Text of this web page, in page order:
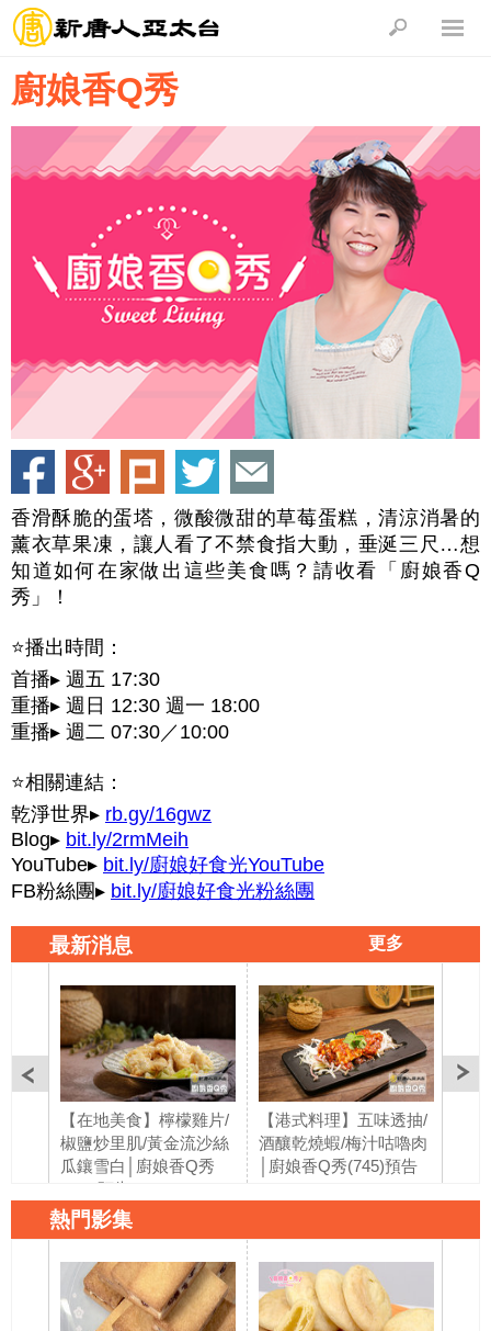
廚娘香Q秀
香滑酥脆的蛋塔，微酸微甜的草莓蛋糕，清涼消暑的
薰衣草果凍，讓人看了不禁食指大動，垂涎三尺…想
知道如何在家做出這些美食嗎？請收看「廚娘香Q
秀」！
⭐播出時間：
首播▸ 週五 17:30
重播▸ 週日 12:30 週一 18:00
重播▸ 週二 07:30／10:00
⭐相關連結：
乾淨世界▸ rb.gy/16gwz
Blog▸ bit.ly/2rmMeih
YouTube▸ bit.ly/廚娘好食光YouTube
FB粉絲團▸ bit.ly/廚娘好食光粉絲團
最新消息 更多
【在地美食】檸檬雞片/
椒鹽炒里肌/黃金流沙絲
瓜鑲雪白│廚娘香Q秀
(746)預告
【港式料理】五味透抽/
酒釀乾燒蝦/梅汁咕嚕肉
│廚娘香Q秀(745)預告
熱門影集